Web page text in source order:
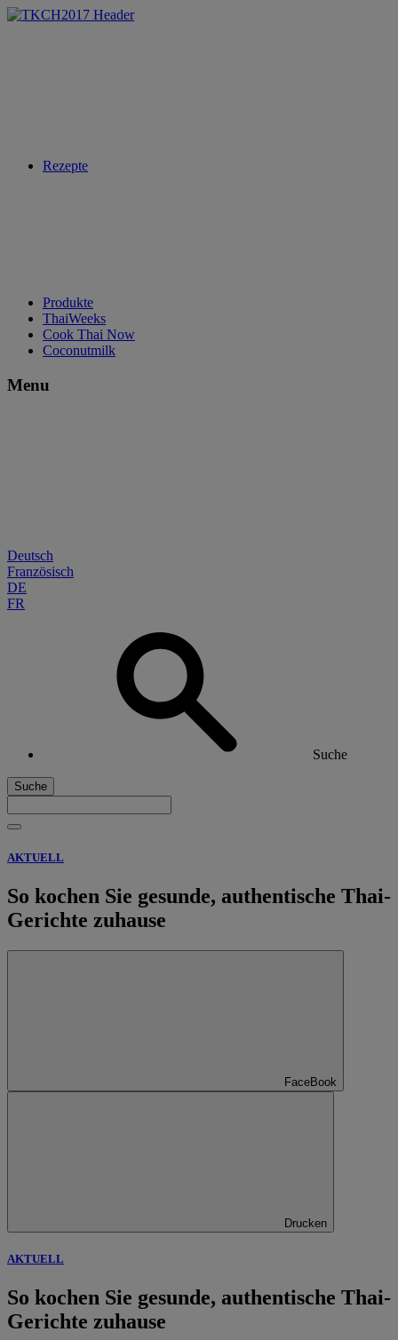
Rezepte
Produkte
ThaiWeeks
Cook Thai Now
Coconutmilk
Menu
Deutsch
Französisch
DE
FR
Suche
Suche
AKTUELL
So kochen Sie gesunde, authentische Thai-
Gerichte zuhause
FaceBook
Drucken
AKTUELL
So kochen Sie gesunde, authentische Thai-
Gerichte zuhause